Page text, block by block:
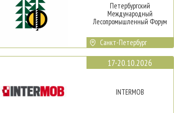
Петербургский
Международный
Лесопромышленный Форум
Санкт-Петербург
17-20.10.2026
INTERMOB